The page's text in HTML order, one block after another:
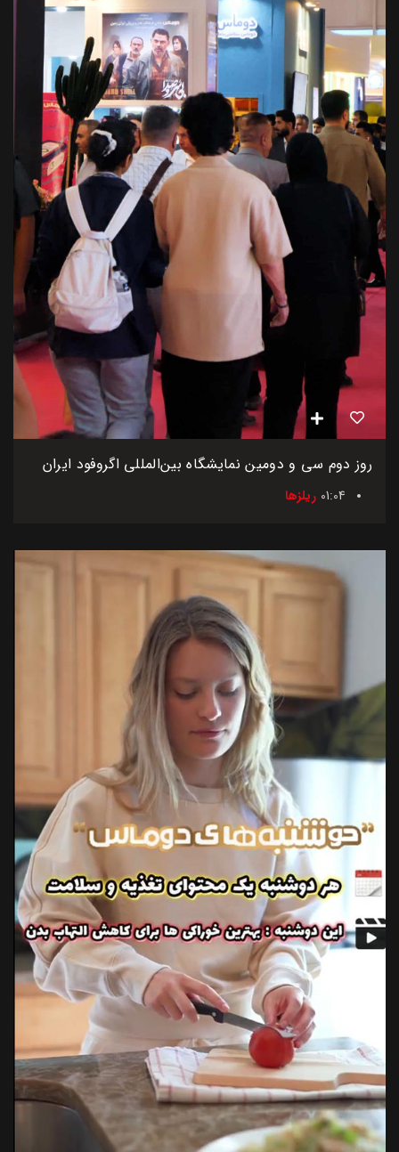
روز دوم سی و دومین نمایشگاه بین‌المللی اگروفود ایران
01:04 ریلزها